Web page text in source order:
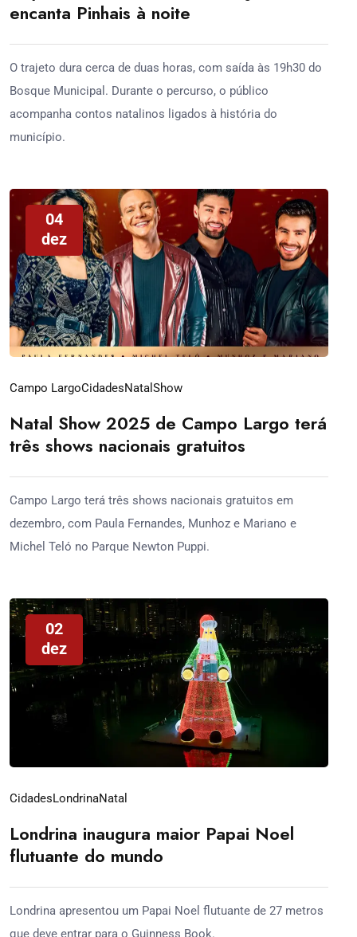
encanta Pinhais à noite
O trajeto dura cerca de duas horas, com saída às 19h30 do
Bosque Municipal. Durante o percurso, o público
acompanha contos natalinos ligados à história do
município.
04
dez
Campo LargoCidadesNatal Show
Natal Show 2025 de Campo Largo terá
três shows nacionais gratuitos
Campo Largo terá três shows nacionais gratuitos em
dezembro, com Paula Fernandes, Munhoz e Mariano e
Michel Teló no Parque Newton Puppi.
02
dez
CidadesLondrinaNatal
Londrina inaugura maior Papai Noel
flutuante do mundo
Londrina apresentou um Papai Noel flutuante de 27 metros
que deve entrar para o Guinness Book.